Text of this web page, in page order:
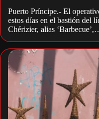
Puerto Príncipe.- El
estos días en el bastión del
Chérizier, alias